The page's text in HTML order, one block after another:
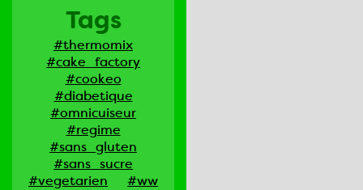
Tags
#thermomix
#cake_factory
#cookeo
#diabetique
#omnicuiseur
#regime
#sans_gluten
#sans_sucre
#vegetarien
#ww